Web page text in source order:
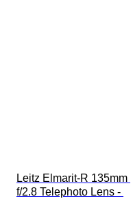
Leitz Elmarit-R 135mm
f/2.8 Telephoto Lens -